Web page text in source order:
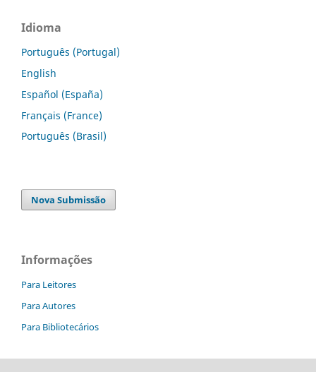
Idioma
Português (Portugal)
English
Español (España)
Français (France)
Português (Brasil)
Nova Submissão
Informações
Para Leitores
Para Autores
Para Bibliotecários